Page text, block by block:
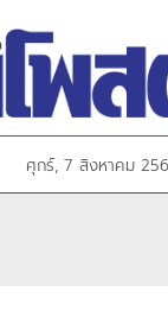
ศุกร์, 7 สิงหาคม